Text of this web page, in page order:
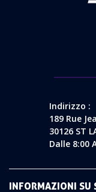
Indirizzo :
189 Rue
30126 ST
Dalle 8:00
INFORMAZIONI SU